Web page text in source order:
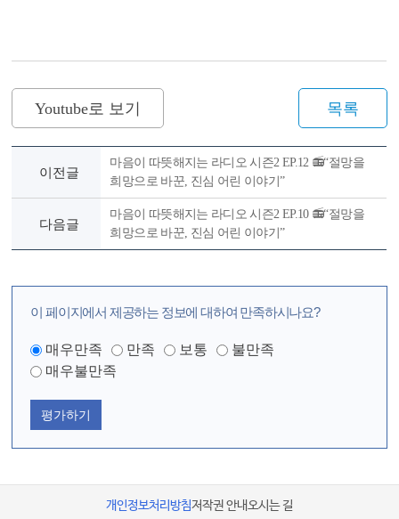
Youtube로 보기 목록
이전글
마음이 따뜻해지는 라디오 시즌2 EP.12 📻“절망을
희망으로 바꾼, 진심 어린 이야기”
다음글
마음이 따뜻해지는 라디오 시즌2 EP.10 📻“절망을
희망으로 바꾼, 진심 어린 이야기”
이 페이지에서 제공하는 정보에 대하여 만족하시나요?
매우만족 만족 보통
불만족
매우불만족
평가하기
개인정보처리방침저작권 안내오시는 길